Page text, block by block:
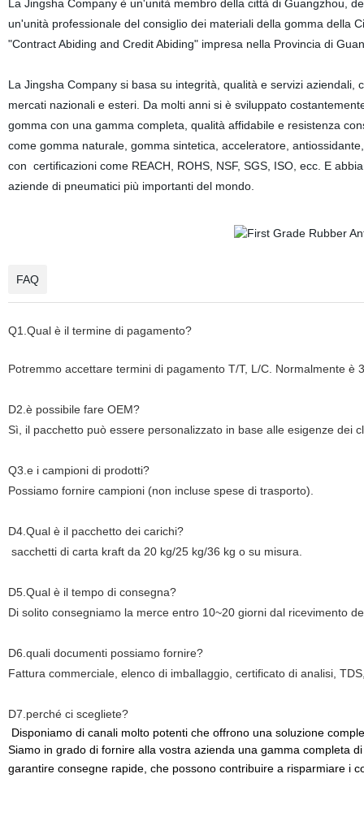
La Jingsha Company è un'unità membro della città di Guangzhou,
un'unità professionale del consiglio dei materiali della gomma della
"Contract Abiding and Credit Abiding" impresa nella Provincia di
La Jingsha Company si basa su integrità, qualità e servizi
mercati nazionali e esteri. Da molti anni si è sviluppato
gomma con una gamma completa, qualità affidabile e resistenza
come gomma naturale, gomma sintetica, acceleratore,
con certificazioni come REACH, ROHS, NSF, SGS, ISO, ecc. E
aziende di pneumatici più importanti del mondo.
FAQ
Q1.Qual è il termine di pagamento?
Potremmo accettare termini di pagamento T/T, L/C. Normalmente
D2.è possibile fare OEM?
Sì, il pacchetto può essere personalizzato in base alle esigenze dei
Q3.e i campioni di prodotti?
Possiamo fornirecampioni (non incluse spese di trasporto).
D4.Qual è il pacchetto dei carichi?
sacchetti di carta kraft da 20 kg/25 kg/36 kg o su misura.
D5.Qual è il tempo di consegna?
Di solito consegniamo la merce entro 10~20 giorni dal ricevimento
D6.quali documenti possiamo fornire?
Fattura commerciale, elenco di imballaggio, certificato di analisi,
D7.perché ci scegliete?
Disponiamo di canali molto potenti che offrono una soluzione
Siamo in grado di fornire alla vostra azienda una gamma completa
garantire consegne rapide, che possono contribuire a risparmiare i